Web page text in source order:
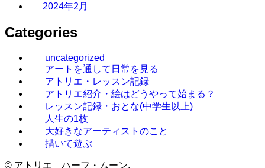
2024年2月
Categories
uncategorized
アートを通して日常を見る
アトリエ・レッスン記録
アトリエ紹介・絵はどうやって始まる？
レッスン記録・おとな(中学生以上)
人生の1枚
大好きなアーティストのこと
描いて遊ぶ
© アトリエ ハーフ・ムーン.